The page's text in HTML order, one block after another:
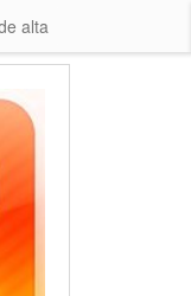
alta